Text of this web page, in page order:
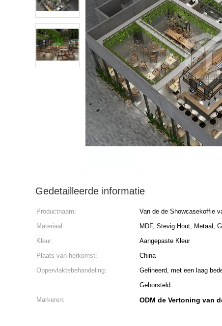
Gedetailleerde informatie
Productnaam: Van de de Showcasekoffie
Materiaal:
MDF, Stevig Hout, Metaal,
Kleur:
Aangepaste Kleur
Plaats van herkomst:
China
Oppervlaktebehandeling:
Gefineerd, met een laag
Geborsteld
Markeren:
ODM de Vertoning van